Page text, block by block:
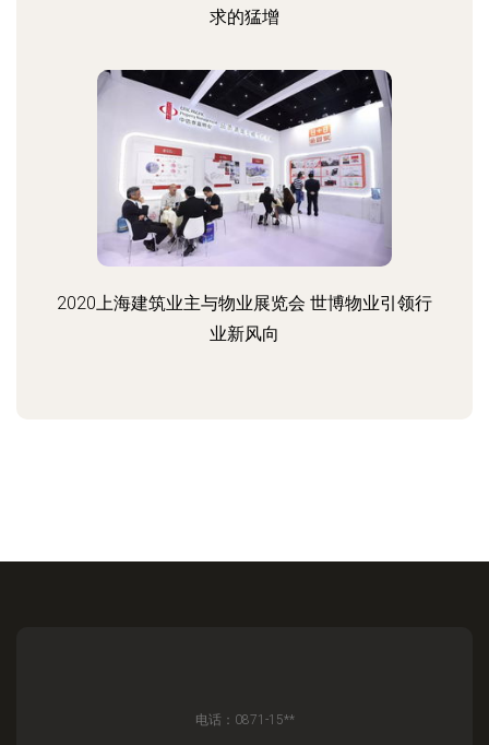
求的猛增
2020上海建筑业主与物业展览会 世博物业引领行
业新风向
电话：0871-15**